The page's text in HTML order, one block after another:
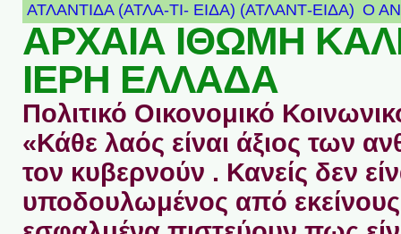
ΑΤΛΑΝΤΊΔΑ (ΑΤΛΑ-ΤΙ- ΕΙΔΑ) (ΑΤΛΑΝΤ-ΕΙΔΑ) Ο
ΑΡΧΑΙΑ ΙΘΩΜΗ
ΙΕΡΗ ΕΛΛΑΔΑ
Πολιτικό Οικονομικό
«Κάθε λαός είναι άξιος των
τον κυβερνούν . Κανείς δεν
υποδουλωμένος από